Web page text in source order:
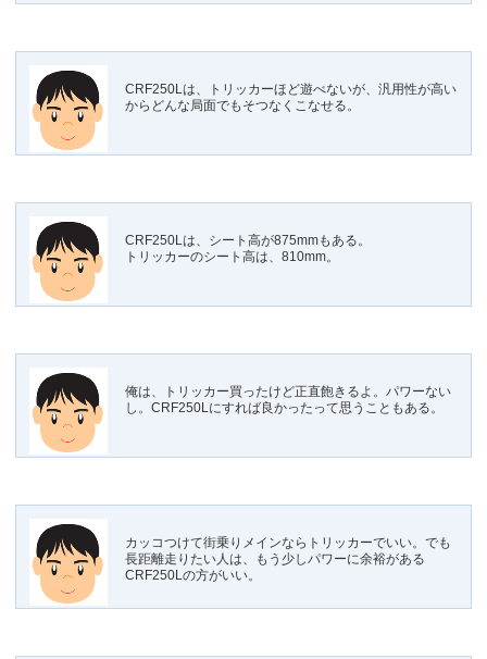
CRF250Lは、トリッカーほど遊べないが、汎用性が高い
からどんな局面でもそつなくこなせる。
CRF250Lは、シート高が875mmもある。
トリッカーのシート高は、810mm。
俺は、トリッカー買ったけど正直飽きるよ。パワーない
し。CRF250Lにすれば良かったって思うこともある。
カッコつけて街乗りメインならトリッカーでいい。でも
長距離走りたい人は、もう少しパワーに余裕がある
CRF250Lの方がいい。